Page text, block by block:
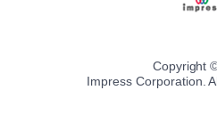
Copyright
Impress Corporation.